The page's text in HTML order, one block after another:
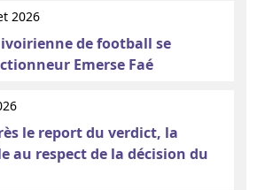
2026
de football se
Emerse Faé
le report du verdict, la
au respect de la décision du